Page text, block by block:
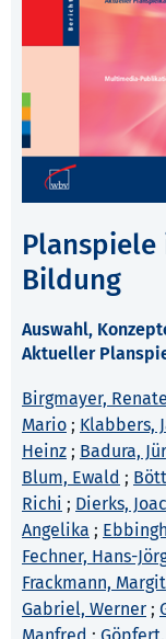
Bildung
Auswahl,
Aktueller
Birgmayer, Renate
Mario ; Klabbers,
Heinz ; Badura,
Blum, Ewald ;
Richi ; Dierks,
Angelika ;
Fechner, Hans-
Frackmann, Margit
Gabriel, Werner ;